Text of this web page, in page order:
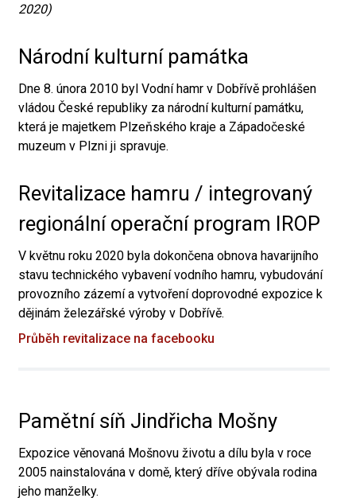
2020)
Národní kulturní památka
Dne 8. února 2010 byl Vodní hamr v Dobřívě prohlášen
vládou České republiky za národní kulturní památku,
která je majetkem Plzeňského kraje a Západočeské
muzeum v Plzni ji spravuje.
Revitalizace hamru / integrovaný
regionální operační program IROP
V květnu roku 2020 byla dokončena obnova havarijního
stavu technického vybavení vodního hamru, vybudování
provozního zázemí a vytvoření doprovodné expozice k
dějinám železářské výroby v Dobřívě.
Průběh revitalizace na facebooku
Pamětní síň Jindřicha Mošny
Expozice věnovaná Mošnovu životu a dílu byla v roce
2005 nainstalována v domě, který dříve obývala rodina
jeho manželky.